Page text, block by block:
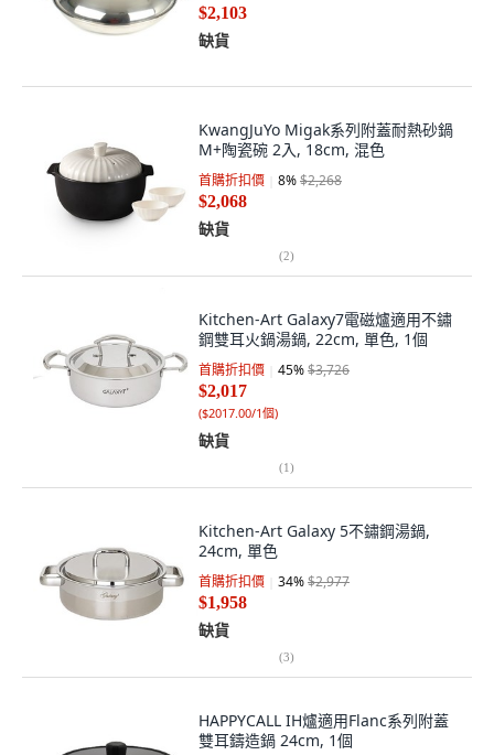
$2,103
缺貨
KwangJuYo Migak系列附蓋耐熱砂鍋
M+陶瓷碗 2入, 18cm, 混色
首購折扣價 8%$2,268
$2,068
缺貨
(2)
Kitchen-Art Galaxy7電磁爐適用不鏽
鋼雙耳火鍋湯鍋, 22cm, 單色, 1個
首購折扣價 45%$3,726
$2,017
($2017.00/1個)
缺貨
(1)
Kitchen-Art Galaxy 5不鏽鋼湯鍋,
24cm, 單色
首購折扣價 34%$2,977
$1,958
缺貨
(3)
HAPPYCALL IH爐適用Flanc系列附蓋
雙耳鑄造鍋 24cm, 1個